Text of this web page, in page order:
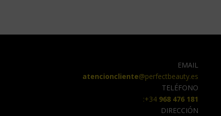
EMAIL
atencioncliente@perfectbeauty.es
TELÉFONO
:+34 968 476 181
DIRECCIÓN